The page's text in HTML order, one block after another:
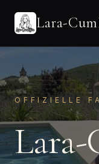
Lara-
OFFIZIELLE